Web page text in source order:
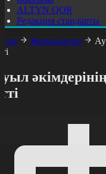
ALTYN QOR
Редакция стандарты
Жаңалықтар